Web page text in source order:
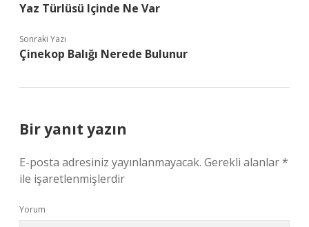
Yaz Türlüsü Içinde Ne Var
Sonraki Yazı
Çinekop Balığı Nerede Bulunur
Bir yanıt yazın
E-posta adresiniz yayınlanmayacak. Gerekli alanlar*
ile işaretlenmişlerdir
Yorum